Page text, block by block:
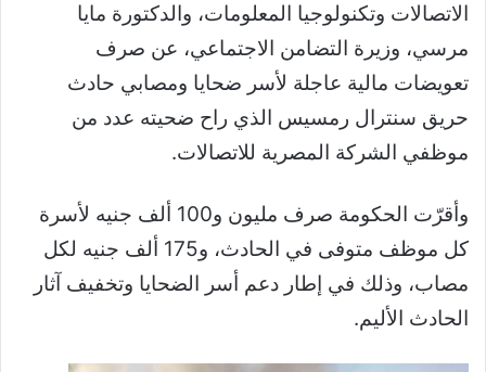
الاتصالات وتكنولوجيا المعلومات، والدكتورة مايا
مرسي، وزيرة التضامن الاجتماعي، عن صرف
تعويضات مالية عاجلة لأسر ضحايا ومصابي حادث
حريق سنترال رمسيس الذي راح ضحيته عدد من
موظفي الشركة المصرية للاتصالات.
وأقرّت الحكومة صرف مليون و100 ألف جنيه لأسرة
كل موظف متوفى في الحادث، و175 ألف جنيه لكل
مصاب، وذلك في إطار دعم أسر الضحايا وتخفيف آثار
الحادث الأليم.